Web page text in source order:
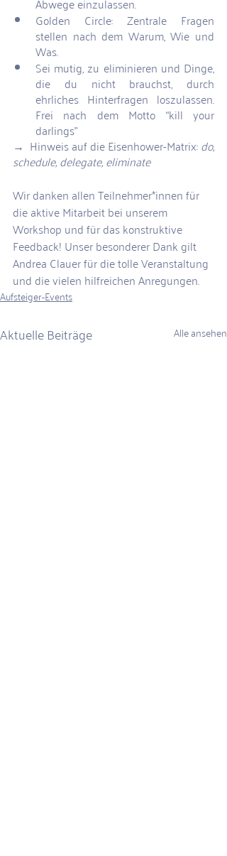
Golden Circle: Zentrale Fragen
stellen nach dem Warum, Wie und
Was.
Sei mutig, zu eliminieren und Dinge,
die du nicht brauchst, durch
ehrliches Hinterfragen loszulassen.
Frei nach dem Motto “kill your
darlings”
→  Hinweis auf die Eisenhower-Matrix: do,
schedule, delegate, eliminate
Wir danken allen Teilnehmer*innen für
die aktive Mitarbeit bei unserem
Workshop und für das konstruktive
Feedback! Unser besonderer Dank gilt
Andrea Clauer für die tolle Veranstaltung
und die vielen hilfreichen Anregungen.
Aufsteiger-Events
Aktuelle Beiträge Alle ansehen